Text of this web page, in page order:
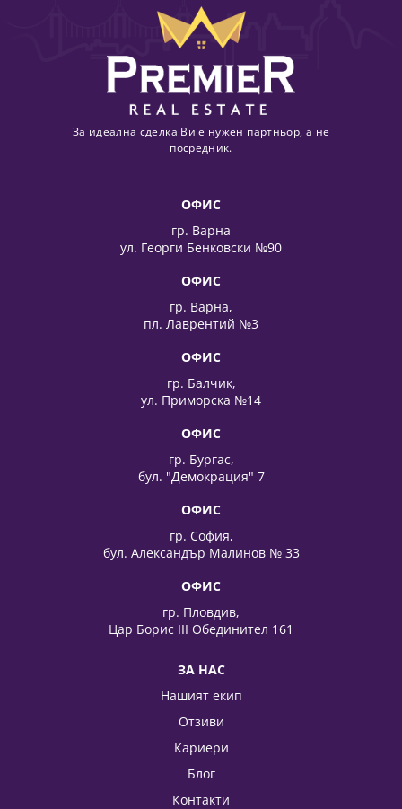
За идеална сделка Ви е нужен партньор, а не
посредник.
ОФИС
гр. Варна
ул. Георги Бенковски №90
ОФИС
гр. Варна,
пл. Лаврентий №3
ОФИС
гр. Балчик,
ул. Приморска №14
ОФИС
гр. Бургас,
бул. "Демокрация" 7
ОФИС
гр. София,
бул. Александър Малинов № 33
ОФИС
гр. Пловдив,
Цар Борис III Обединител 161
ЗА НАС
Нашият екип
Отзиви
Кариери
Блог
Контакти